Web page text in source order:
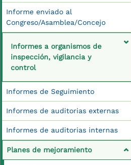
Informe enviado al
Congreso/Asamblea/Concejo
Informes a organismos de
inspección, vigilancia y
control
Informes de Seguimiento
Informes de auditorias externas
Informes de auditorias internas
Planes de mejoramiento